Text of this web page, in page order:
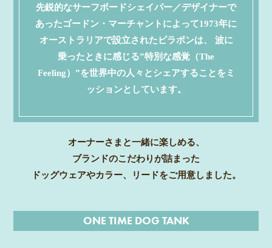
先鋭的なサーフボードシェイパー／デザイナーで
あったゴードン・マーチャントによって1973年に
オーストラリアで設立されたビラボンは、 波に
乗ったときに感じる”特別な感覚（The
Feeling）”を世界中の人々とシェアすることをミ
ッションとしています。
オーナーさまと一緒に楽しめる、
ブランドのこだわりが詰まった
ドッグウェアやカラー、リードをご用意しました。
ONE TIME DOG TANK